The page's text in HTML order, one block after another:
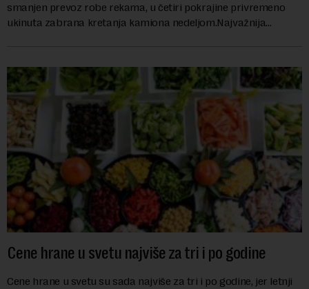
smanjen prevoz robe rekama, u četiri pokrajine privremeno
ukinuta zabrana kretanja kamiona nedeljom.Najvažnija
Cene hrane u svetu najviše za tri i po godine
Cene hrane u svetu su sada najviše za tri i po godine, jer letnji